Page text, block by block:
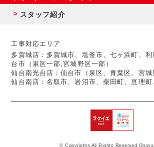
© Copyrights All Rights
スタッフ紹介
工事対応エリア
多賀城店：多賀城市、塩釜市、七ヶ浜町、
台市（泉区一部,宮城野区一部）
仙台南光台店：仙台市（泉区、青葉区、宮城
仙台南店：名取市、岩沼市、柴田町、亘理町